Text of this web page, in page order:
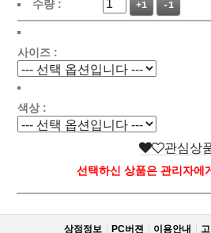
수량 :
+1 -1
사이즈 :
색상 :
관심상
선택하신 상품은 관리자에
상점정보 PC버젼 이용안내